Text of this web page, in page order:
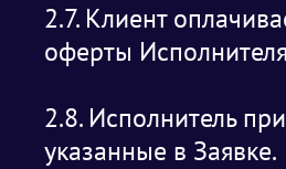
2.7. Клиент
оферты
2.8. Исполнитель
указанные в Заявке.